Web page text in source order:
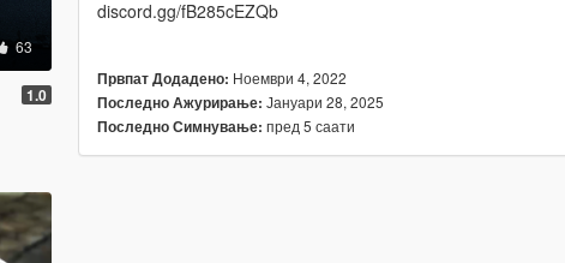
63
1.0
discord.gg/fB285cEZQb
Првпат Додадено: Ноември 4, 2022
Последно Ажурирање: Јануари 28, 2025
Последно Симнување: пред 5 саати